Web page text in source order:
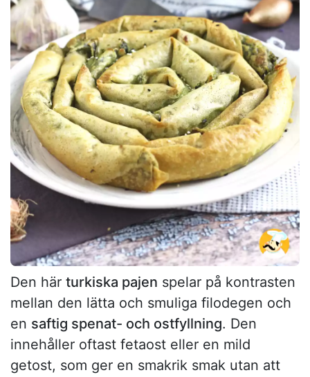
Den här turkiska pajen spelar på kontrasten
mellan den lätta och smuliga filodegen och
en saftig spenat- och ostfyllning. Den
innehåller oftast fetaost eller en mild
getost, som ger en smakrik smak utan att